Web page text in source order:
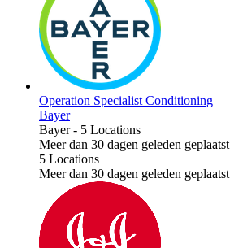
Operation Specialist Conditioning
Bayer
Bayer- 5 Locations
Meer dan 30 dagen geleden geplaatst
5 Locations
Meer dan 30 dagen geleden geplaatst